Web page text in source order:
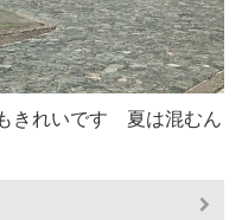
きれいです 夏は混むん